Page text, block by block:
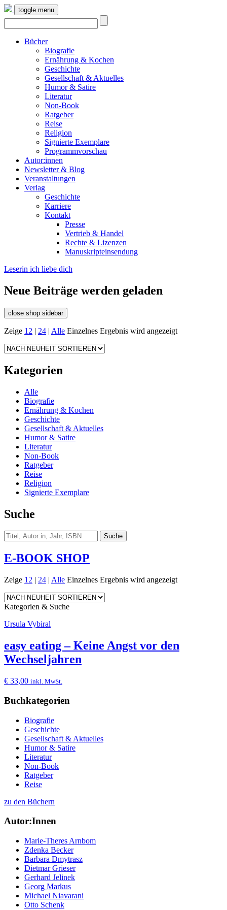
toggle menu
Bücher
Biografie
Ernährung & Kochen
Geschichte
Gesellschaft & Aktuelles
Humor & Satire
Literatur
Non-Book
Ratgeber
Reise
Religion
Signierte Exemplare
Programmvorschau
Autor:innen
Newsletter & Blog
Veranstaltungen
Verlag
Geschichte
Karriere
Kontakt
Presse
Vertrieb & Handel
Rechte & Lizenzen
Manuskripteinsendung
Leserin ich liebe dich
Neue Beiträge werden geladen
close shop sidebar
Zeige 12 | 24 | Alle Einzelnes Ergebnis wird angezeigt
Kategorien
Alle
Biografie
Ernährung & Kochen
Geschichte
Gesellschaft & Aktuelles
Humor & Satire
Literatur
Non-Book
Ratgeber
Reise
Religion
Signierte Exemplare
Suche
E-BOOK SHOP
Zeige 12 | 24 | Alle Einzelnes Ergebnis wird angezeigt
Kategorien & Suche
Ursula Vybiral
easy eating – Keine Angst vor den
Wechseljahren
€ 33,00 inkl. MwSt.
Buchkategorien
Biografie
Geschichte
Gesellschaft & Aktuelles
Humor & Satire
Literatur
Non-Book
Ratgeber
Reise
zu den Büchern
Autor:Innen
Marie-Theres Arnbom
Zdenka Becker
Barbara Dmytrasz
Dietmar Grieser
Gerhard Jelinek
Georg Markus
Michael Niavarani
Otto Schenk